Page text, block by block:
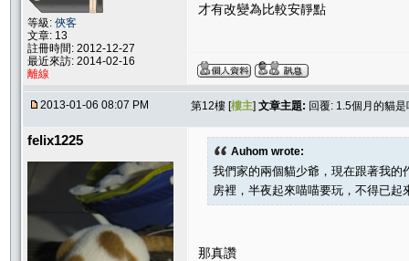
等級: 俠客
文章: 13
註冊時間: 2012-12-27
最近來訪: 2014-02-16
離線
才有改變為比較安靜點
2013-01-06 08:07 PM 第12樓 [樓主] 文章主題: 回覆: 1.5個月的貓
felix1225
Auhom wrote:
我們家的兩個貓少爺，現在跟著我
房裡，半夜起來喵喵要玩，不得已
那真讚